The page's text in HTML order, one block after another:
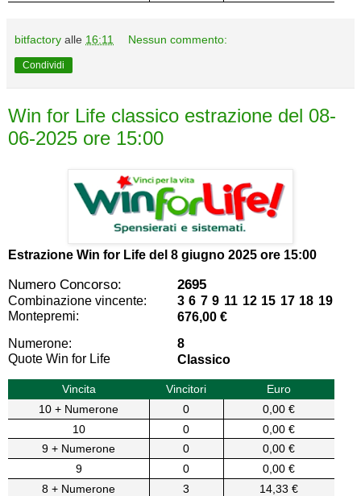
bitfactory alle 16:11 Nessun commento:
Condividi
Win for Life classico estrazione del 08-
06-2025 ore 15:00
Estrazione Win for Life del 8 giugno 2025 ore 15:00
Numero Concorso: 2695
Combinazione vincente:
3 6 7 9 11 12 15 17 18 19
Montepremi:
676,00 €
Numerone:
8
Quote Win for Life
Classico
Vincita Vincitori
Euro
10 + Numerone
0
0,00 €
10
0
0,00 €
9 + Numerone
0
0,00 €
9
0
0,00 €
8 + Numerone
3 14,33 €